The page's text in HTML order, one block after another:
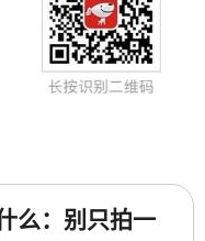
么：别只拍一